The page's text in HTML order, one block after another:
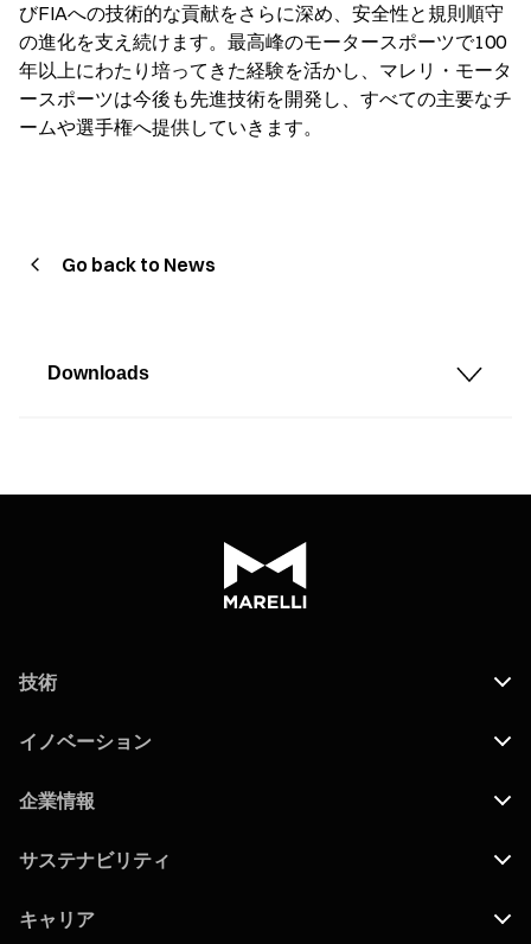
びFIAへの技術的な貢献をさらに深め、安全性と規則順守
の進化を支え続けます。最高峰のモータースポーツで100
年以上にわたり培ってきた経験を活かし、マレリ・モータ
ースポーツは今後も先進技術を開発し、すべての主要なチ
ームや選手権へ提供していきます。
Go back to News
Downloads
技術
イノベーション
企業情報
サステナビリティ
キャリア